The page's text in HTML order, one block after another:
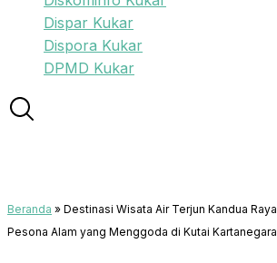
Dispar Kukar
Dispora Kukar
DPMD Kukar
Beranda » Destinasi Wisata Air Terjun Kandua Raya
Pesona Alam yang Menggoda di Kutai Kartanegara